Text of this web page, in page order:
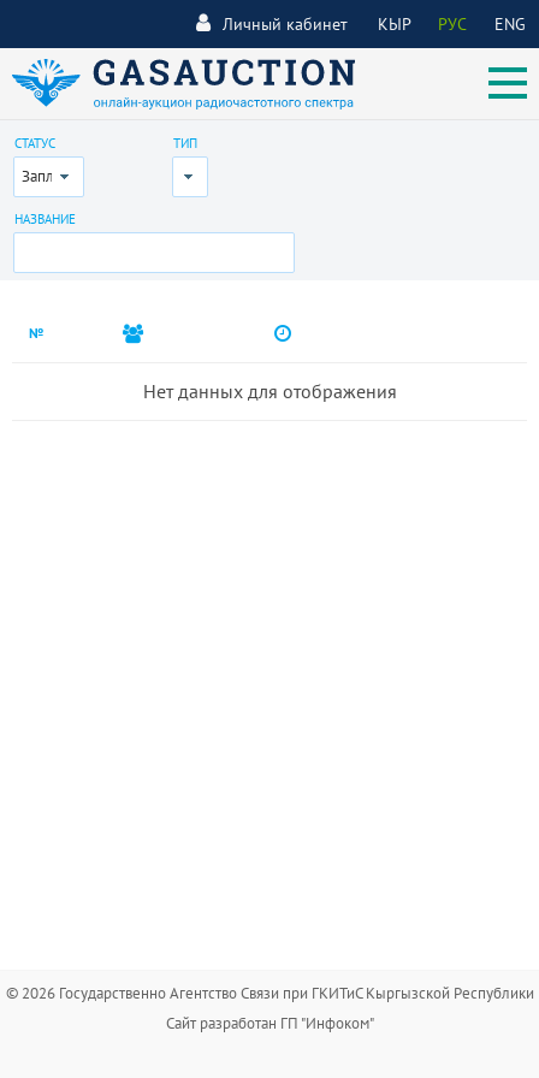
КЫР РУС ENG
Личный кабинет
СТАТУС
Запланирован
ТИП
Все
НАЗВАНИЕ
№
Нет данных для отображения
© 2026 Государственно Агентство Связи при ГКИТиС Кыргызской Республики
Сайт разработан ГП "Инфоком"